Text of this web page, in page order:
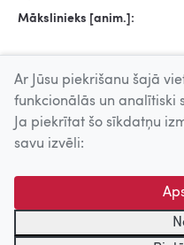
Mākslinieks [anim.]:
© 2026 Nacionālais Kino
centrs. Sadarbības partneris:
kinofotofonodokumentu
Ar Jūsu piekrišanu šajā
funkcionālās un analītiski
Ja piekrītat šo sīkdatņu
savu izvēli: